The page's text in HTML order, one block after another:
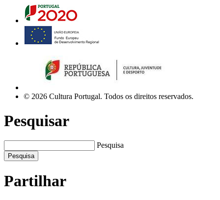
© 2026 Cultura Portugal. Todos os direitos reservados.
Pesquisar
Pesquisa
Pesquisa
Partilhar